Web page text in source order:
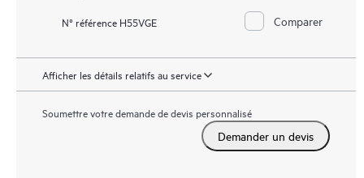
N° référence H55VGE Comparer
Afficher les détails relatifs au service
Soumettre votre demande de devis personnalisé
Demander un devis